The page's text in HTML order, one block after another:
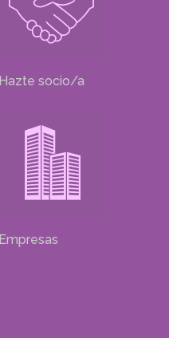
Hazte socio/a
Empresas